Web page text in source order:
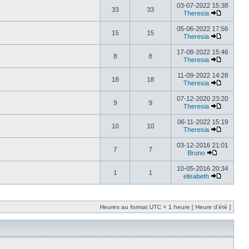
33 33
03-07-2022 15:38
Theresia
15 15
05-06-2022 17:56
Theresia
8 8
17-08-2022 15:46
Theresia
18 18
11-09-2022 14:28
Theresia
9 9
07-12-2020 23:20
Theresia
10 10
06-11-2022 15:19
Theresia
7 7
03-12-2016 21:01
Bruno
1 1
10-05-2016 20:34
elisabeth
Heures au format UTC + 1 heure [ Heure d’été ]